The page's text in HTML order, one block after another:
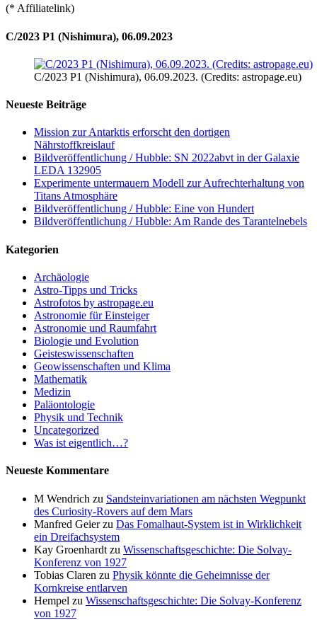
(* Affiliatelink)
C/2023 P1 (Nishimura), 06.09.2023
C/2023 P1 (Nishimura), 06.09.2023. (Credits: astropage.eu)
Neueste Beiträge
Mission zur Antarktis erforscht den dortigen
Nährstoffkreislauf
Bildveröffentlichung / Hubble: SN 2022abvt in der Galaxie
LEDA 132905
Experimente untermauern Modell zur Aufrechterhaltung von
Titans Atmosphäre
Bildveröffentlichung / Hubble: Eine von Hundert
Bildveröffentlichung / Hubble: Am Rande des Tarantelnebels
Kategorien
Archäologie
Astro-Tipps und Tricks
Astrofotos by astropage.eu
Astronomie für Einsteiger
Astronomie und Raumfahrt
Biologie und Evolution
Geisteswissenschaften
Geowissenschaften und Klima
Mathematik
Medizin
Paläontologie
Physik und Technik
Uncategorized
Was ist eigentlich…?
Neueste Kommentare
M Wendrich zu Sandsteinvariationen am nächsten Wegpunkt
des Curiosity-Rovers auf dem Mars
Manfred Geierzu Das Fomalhaut-System ist in Wirklichkeit
ein Dreifachsystem
Kay Groenhardt zu Wissenschaftsgeschichte: Die Solvay-
Konferenz von 1927
Tobias Claren zu Physik könnte die Geheimnisse der
Kornkreise entlarven
Hempel zu Wissenschaftsgeschichte: Die Solvay-Konferenz
von 1927